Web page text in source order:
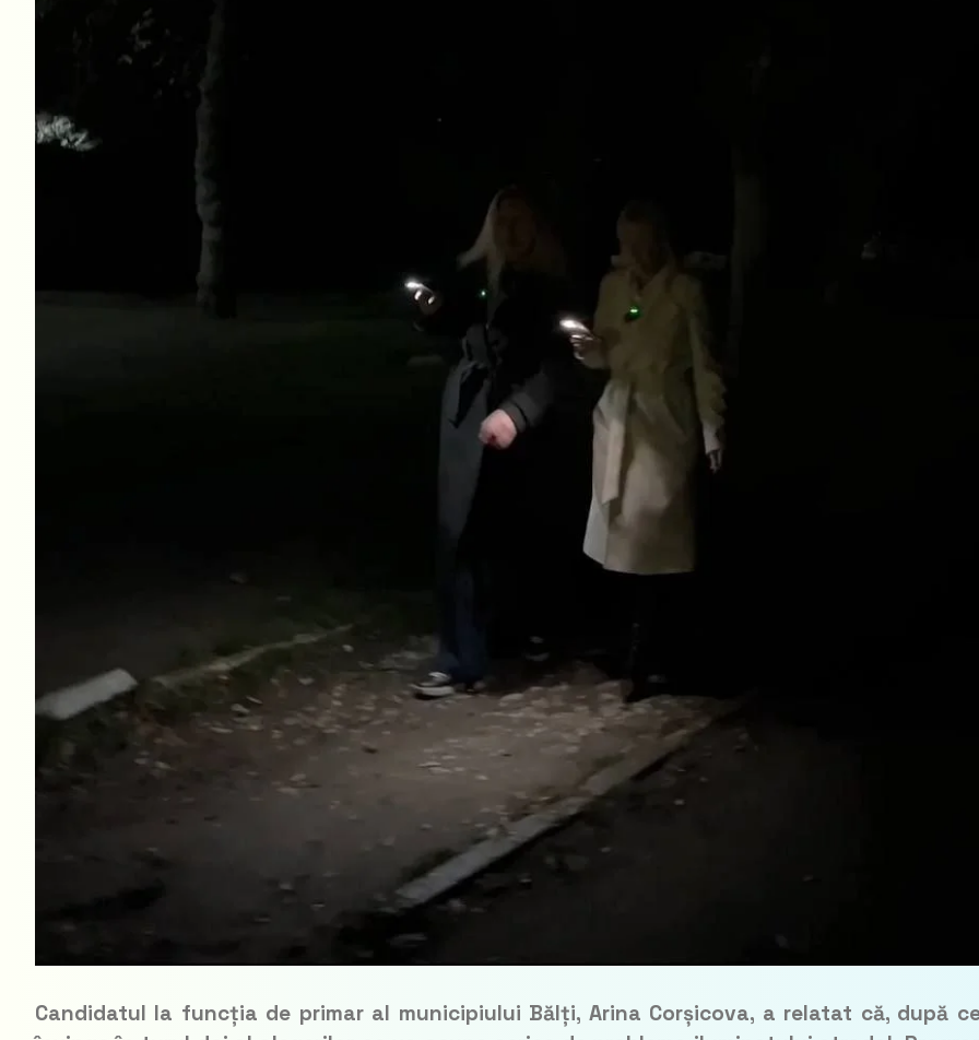
Candidatul la funcția de primar al municipiului Bălți, Arina Corșicova, a relatat că, după